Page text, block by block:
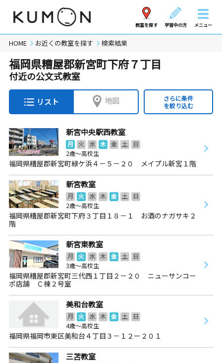
教室を探す 学習中の方 メニュー
HOME お近くの教室を探す 検索結果
福岡県糟屋郡新宮町下府７丁目
付近の公文式教室
リスト 地図
さらに条件
を絞り込む
新宮中央駅西教室
月 火 水 木 金 土
日
2歳～高校生
福岡県糟屋郡新宮町緑ケ浜４－５－２０ メイプル新宮１階
新宮教室
月 火 水 木 金 土
日
2歳～高校生
福岡県糟屋郡新宮町下府３丁目１８－１ お酒のナガサキ２
階
新宮東教室
月 火 水 木 金 土
日
3歳～高校生
福岡県糟屋郡新宮町三代西１丁目２－２０ ニューサンコー
ポ店舗 Ｃ棟２号室
美和台教室
月 火 水 木 金 土
日
4歳～高校生
福岡県福岡市東区美和台４丁目３－１２ー２０１
三苫教室